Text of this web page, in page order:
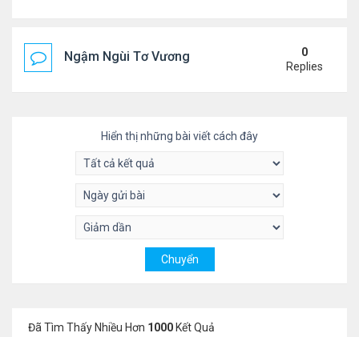
Ngậm Ngùi Tơ Vương - Video YouTube ngâm bài
0
Replies
Hiển thị những bài viết cách đây
Đã Tìm Thấy Nhiều Hơn 1000 Kết Quả